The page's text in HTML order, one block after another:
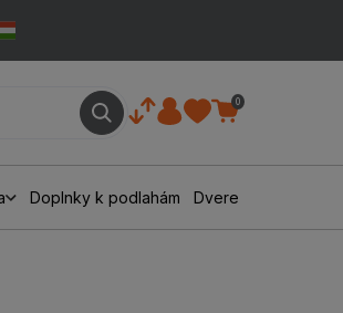
0
Doplnky k podlahám Dvere